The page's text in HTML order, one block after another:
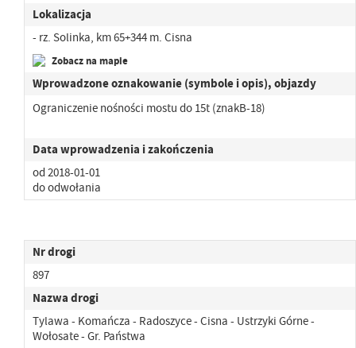
Lokalizacja
- rz. Solinka, km 65+344 m. Cisna
Zobacz na mapie
Wprowadzone oznakowanie (symbole i opis), objazdy
Ograniczenie nośności mostu do 15t (znakB-18)
Data wprowadzenia i zakończenia
od 2018-01-01
do odwołania
Nr drogi
897
Nazwa drogi
Tylawa - Komańcza - Radoszyce - Cisna - Ustrzyki Górne -
Wołosate - Gr. Państwa